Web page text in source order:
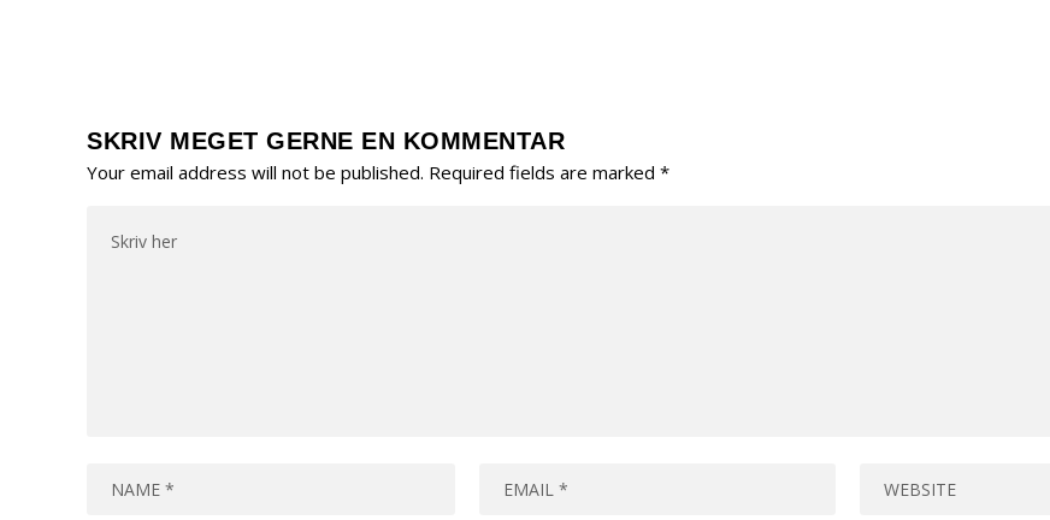
SKRIV MEGET GERNE EN KOMMENTAR
Your email address will not be published. Required fields are marked *